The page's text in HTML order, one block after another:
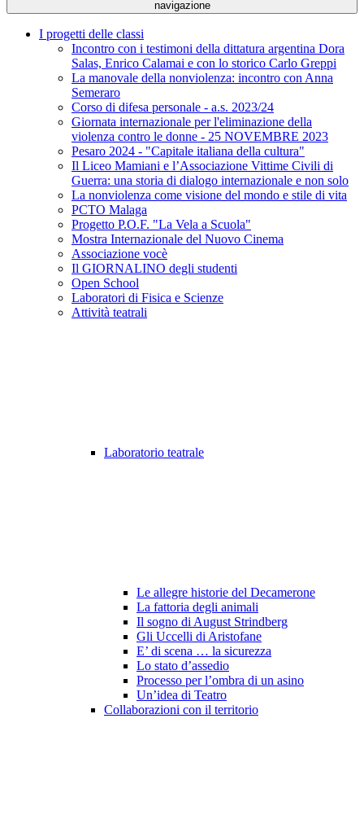
navigazione
I progetti delle classi
Incontro con i testimoni della dittatura argentina Dora
Salas, Enrico Calamai e con lo storico Carlo Greppi
La manovale della nonviolenza: incontro con Anna
Semeraro
Corso di difesa personale - a.s. 2023/24
Giornata internazionale per l'eliminazione della
violenza contro le donne - 25 NOVEMBRE 2023
Pesaro 2024 - "Capitale italiana della cultura"
Il Liceo Mamiani e l’Associazione Vittime Civili di
Guerra: una storia di dialogo internazionale e non solo
La nonviolenza come visione del mondo e stile di vita
PCTO Malaga
Progetto P.O.F. "La Vela a Scuola"
Mostra Internazionale del Nuovo Cinema
Associazione vocè
Il GIORNALINO degli studenti
Open School
Laboratori di Fisica e Scienze
Attività teatrali
Laboratorio teatrale
Le allegre historie del Decamerone
La fattoria degli animali
Il sogno di August Strindberg
Gli Uccelli di Aristofane
E’ di scena … la sicurezza
Lo stato d’assedio
Processo per l’ombra di un asino
Un’idea di Teatro
Collaborazioni con il territorio